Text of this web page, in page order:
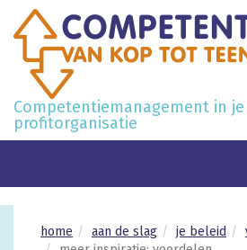
Competentiemanagement in
profitorganisatie
home aan de slag je beleid